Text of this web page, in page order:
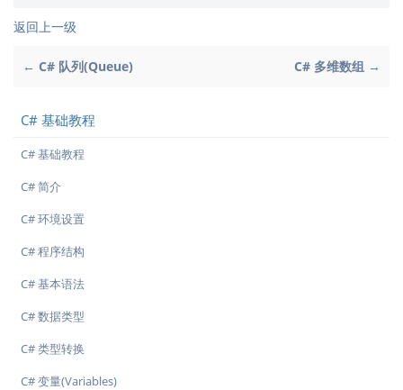
返回上一级
← C# 队列(Queue) C# 多维数组 →
C# 基础教程
C# 基础教程
C# 简介
C# 环境设置
C# 程序结构
C# 基本语法
C# 数据类型
C# 类型转换
C# 变量(Variables)